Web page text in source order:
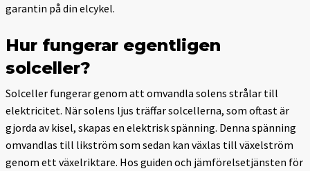
garantin på din elcykel.
Hur fungerar egentligen
solceller?
Solceller fungerar genom att omvandla solens strålar till
elektricitet. När solens ljus träffar solcellerna, som oftast är
gjorda av kisel, skapas en elektrisk spänning. Denna spänning
omvandlas till likström som sedan kan växlas till växelström
genom ett växelriktare. Hos guiden och jämförelsetjänsten för